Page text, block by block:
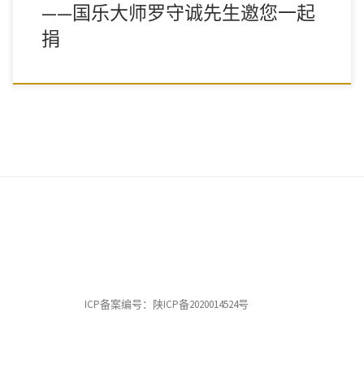
——国乐大师罗守诚先生邀您一起
捐
ICP备案编号：陕ICP备2020014524号